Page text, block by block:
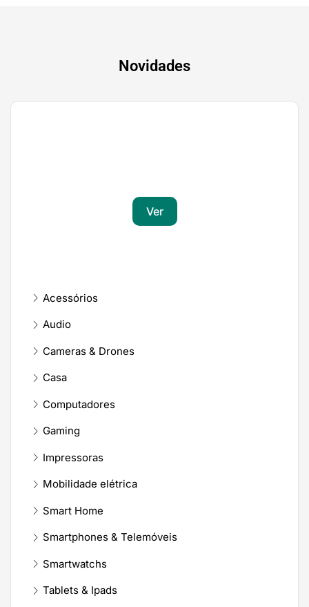
Novidades
Ver
Acessórios
Audio
Cameras & Drones
Casa
Computadores
Gaming
Impressoras
Mobilidade elétrica
Smart Home
Smartphones & Telemóveis
Smartwatchs
Tablets & Ipads